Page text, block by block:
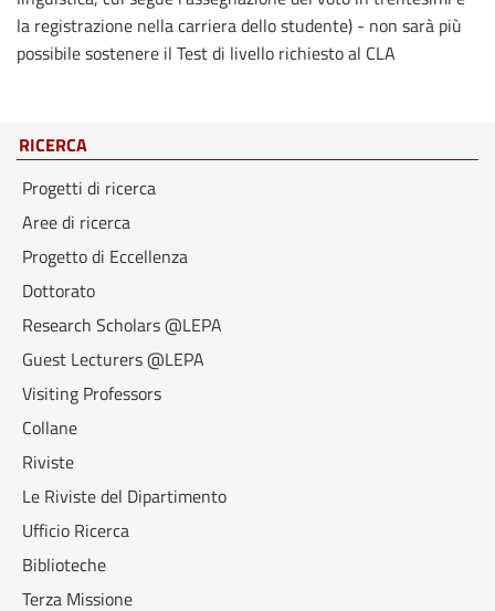
la registrazione nella carriera dello studente) - non sarà più
possibile sostenere il Test di livello richiesto al CLA
RICERCA
Progetti di ricerca
Aree di ricerca
Progetto di Eccellenza
Dottorato
Research Scholars @LEPA
Guest Lecturers @LEPA
Visiting Professors
Collane
Riviste
Le Riviste del Dipartimento
Ufficio Ricerca
Biblioteche
Terza Missione